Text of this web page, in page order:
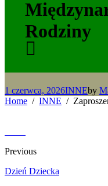
Rodziny
1 czerwca, 2026INNEby
Home
INNE
Previous
Dzień Dziecka